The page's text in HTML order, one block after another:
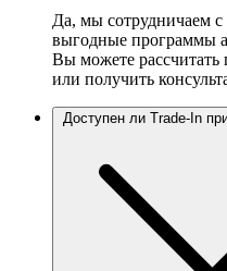
Да, мы сотрудничаем
выгодные программы
Вы можете рассчитать
или получить
Доступен ли Trade-In